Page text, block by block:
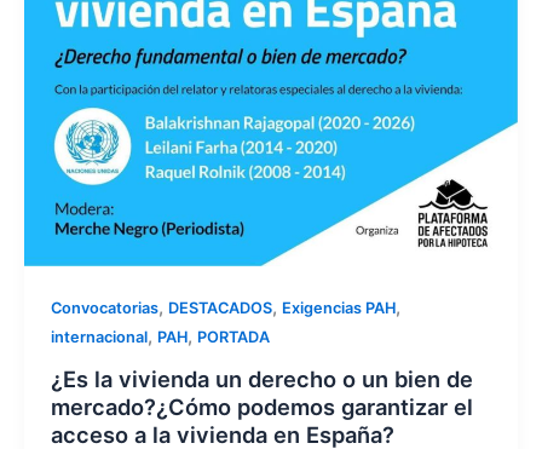
Convocatorias, DESTACADOS, Exigencias PAH,
internacional, PAH, PORTADA
¿Es la vivienda un derecho o un bien de
mercado?¿Cómo podemos garantizar el
acceso a la vivienda en España?